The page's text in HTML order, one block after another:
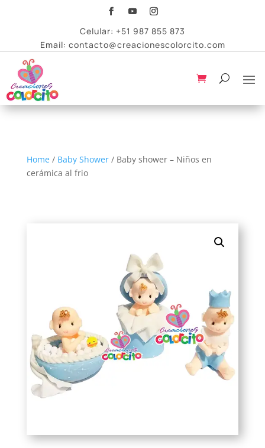
Celular: +51 987 855 873
Email: contacto@creacionescolorcito.com
Home/ Baby Shower/ Baby shower – Niños en
cerámica al frio